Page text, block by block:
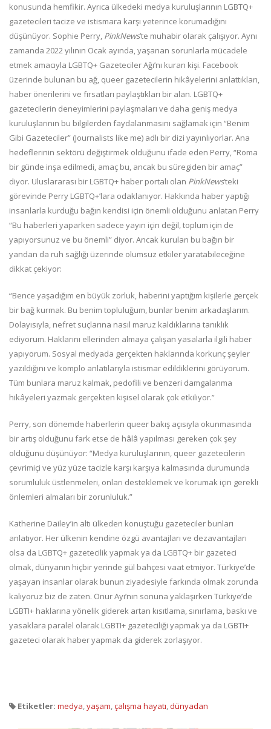
konusunda hemfikir. Ayrıca ülkedeki medya kuruluşlarının LGBTQ+
gazetecileri tacize ve istismara karşı yeterince korumadığını
düşünüyor. Sophie Perry, PinkNews’te muhabir olarak çalışıyor. Aynı
zamanda 2022 yılının Ocak ayında, yaşanan sorunlarla mücadele
etmek amacıyla LGBTQ+ Gazeteciler Ağı’nı kuran kişi. Facebook
üzerinde bulunan bu ağ, queer gazetecilerin hikâyelerini anlattıkları,
haber önerilerini ve fırsatları paylaştıkları bir alan. LGBTQ+
gazetecilerin deneyimlerini paylaşmaları ve daha geniş medya
kuruluşlarının bu bilgilerden faydalanmasını sağlamak için “Benim
Gibi Gazeteciler” (Journalists like me) adlı bir dizi yayınlıyorlar. Ana
hedeflerinin sektörü değiştirmek olduğunu ifade eden Perry, “Roma
bir günde inşa edilmedi, amaç bu, ancak bu süregiden bir amaç”
diyor. Uluslararası bir LGBTQ+ haber portalı olan PinkNews’teki
görevinde Perry LGBTQ+’lara odaklanıyor. Hakkında haber yaptığı
insanlarla kurduğu bağın kendisi için önemli olduğunu anlatan Perry
“Bu haberleri yaparken sadece yayın için değil, toplum için de
yapıyorsunuz ve bu önemli” diyor. Ancak kurulan bu bağın bir
yandan da ruh sağlığı üzerinde olumsuz etkiler yaratabileceğine
dikkat çekiyor:
“Bence yaşadığım en büyük zorluk, haberini yaptığım kişilerle gerçek
bir bağ kurmak. Bu benim topluluğum, bunlar benim arkadaşlarım.
Dolayısıyla, nefret suçlarına nasıl maruz kaldıklarına tanıklık
ediyorum. Haklarını ellerinden almaya çalışan yasalarla ilgili haber
yapıyorum. Sosyal medyada gerçekten haklarında korkunç şeyler
yazıldığını ve komplo anlatılarıyla istismar edildiklerini görüyorum.
Tüm bunlara maruz kalmak, pedofili ve benzeri damgalanma
hikâyeleri yazmak gerçekten kişisel olarak çok etkiliyor.”
Perry, son dönemde haberlerin queer bakış açısıyla okunmasında
bir artış olduğunu fark etse de hâlâ yapılması gereken çok şey
olduğunu düşünüyor: “Medya kuruluşlarının, queer gazetecilerin
çevrimiçi ve yüz yüze tacizle karşı karşıya kalmasında durumunda
sorumluluk üstlenmeleri, onları desteklemek ve korumak için gerekli
önlemleri almaları bir zorunluluk.”
Katherine Dailey’in altı ülkeden konuştuğu gazeteciler bunları
anlatıyor. Her ülkenin kendine özgü avantajları ve dezavantajları
olsa da LGBTQ+ gazetecilik yapmak ya da LGBTQ+ bir gazeteci
olmak, dünyanın hiçbir yerinde gül bahçesi vaat etmiyor. Türkiye’de
yaşayan insanlar olarak bunun ziyadesiyle farkında olmak zorunda
kalıyoruz biz de zaten. Onur Ayı’nın sonuna yaklaşırken Türkiye’de
LGBTI+ haklarına yönelik giderek artan kısıtlama, sınırlama, baskı ve
yasaklara paralel olarak LGBTI+ gazeteciliği yapmak ya da LGBTI+
gazeteci olarak haber yapmak da giderek zorlaşıyor.
Etiketler: medya,yaşam,çalışma hayatı,dünyadan